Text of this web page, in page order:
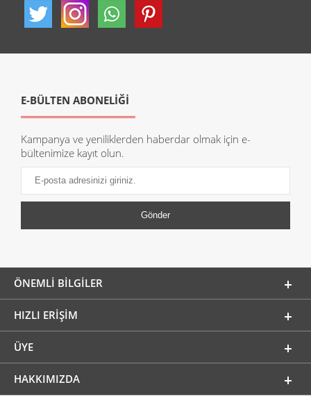
E-BÜLTEN ABONELİĞİ
Kampanya ve yeniliklerden haberdar olmak için e-
bültenimize kayıt olun.
ÖNEMLI BILGILER
HIZLI ERIŞIM
ÜYE
HAKKIMIZDA